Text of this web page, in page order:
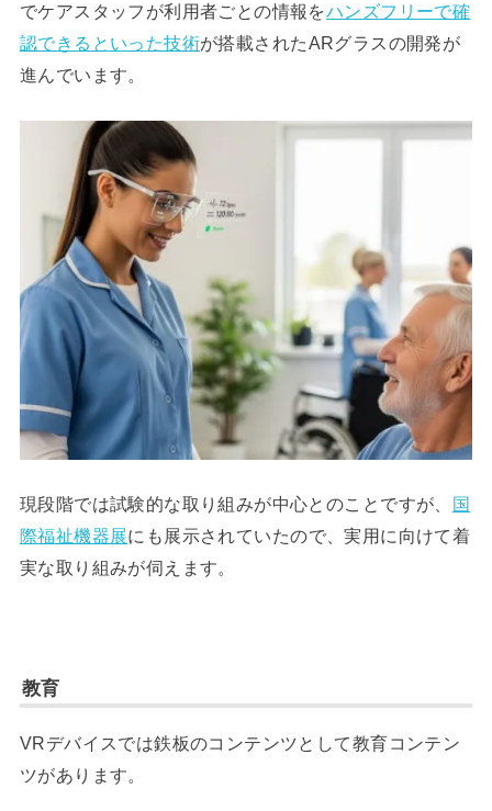
でケアスタッフが利用者ごとの情報をハンズフリーで確
認できるといった技術が搭載されたARグラスの開発が
進んでいます。
現段階では試験的な取り組みが中心とのことですが、 国
際福祉機器展にも展示されていたので、実用に向けて着
実な取り組みが伺えます。
教育
VRデバイスでは鉄板のコンテンツとして教育コンテン
ツがあります。